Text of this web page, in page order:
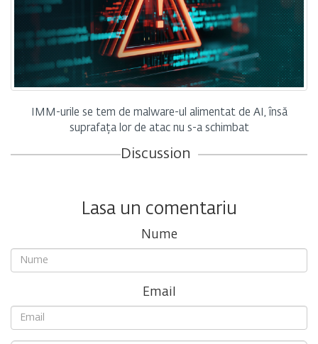
IMM-urile se tem de malware-ul alimentat de AI, însă
suprafața lor de atac nu s-a schimbat
Discussion
Lasa un comentariu
Nume
Email